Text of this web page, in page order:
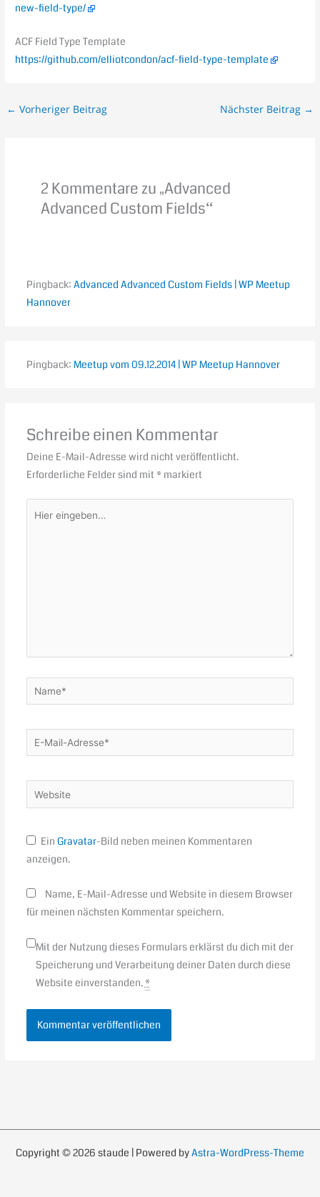
new-field-type/
ACF Field Type Template
https://github.com/elliotcondon/acf-field-type-template
← Vorheriger Beitrag Nächster Beitrag →
2 Kommentare zu „Advanced
Advanced Custom Fields“
Pingback: Advanced Advanced Custom Fields | WP Meetup
Hannover
Pingback: Meetup vom 09.12.2014 | WP Meetup Hannover
Schreibe einen Kommentar
Deine E-Mail-Adresse wird nicht veröffentlicht.
Erforderliche Felder sind mit *markiert
eingeben…
Name*
E-
Mail-
Website
EinGravatar-Bild neben meinen Kommentaren
anzeigen.
Name, E-Mail-Adresse und Website in diesem Browser
für meinen nächsten Kommentar speichern.
Mit der Nutzung dieses Formulars erklärst du dich mit der
Speicherung und Verarbeitung deiner Daten durch diese
Website einverstanden.*
Copyright © 2026 staude | Powered byAstra-WordPress-Theme